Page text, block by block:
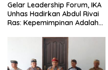
Gelar Leadership Forum, IKA
Unhas Hadirkan Abdul Rivai
Ras: Kepemimpinan Adalah